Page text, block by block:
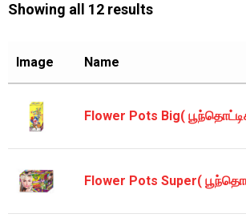
Showing all 12 results
Image Name
Flower Pots Big(
Flower Pots Super(